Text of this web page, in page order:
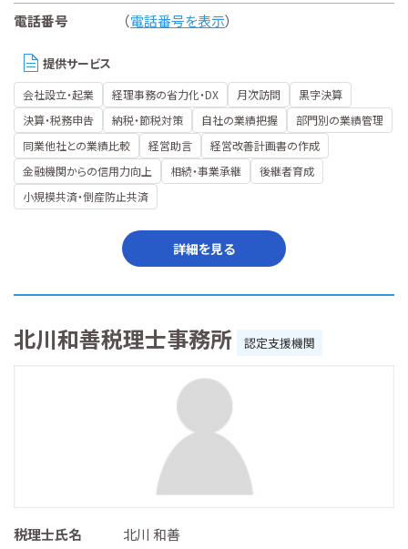
電話番号
（電話番号を表示）
提供サービス
会社設立・起業 経理事務の省力化・DX 月次訪問
黒字決算
決算・税務申告
納税・節税対策 自社の業績把握
部門別の業績管理
同業他社との業績比較
経営助言
経営改善計画書の作成
金融機関からの信用力向上
相続・事業承継
後継者育成
小規模共済・倒産防止共済
詳細を見る
北川和善税理士事務所 認定支援機関
税理士氏名 北川 和善